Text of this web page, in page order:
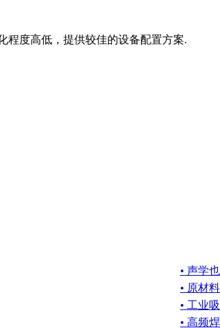
度高低，提供较佳的设备配置方案.
• 声学
• 原材
• 工业
• 高频